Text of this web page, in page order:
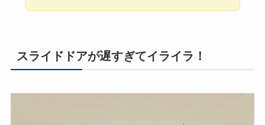
スライドドアが遅すぎてイライラ！